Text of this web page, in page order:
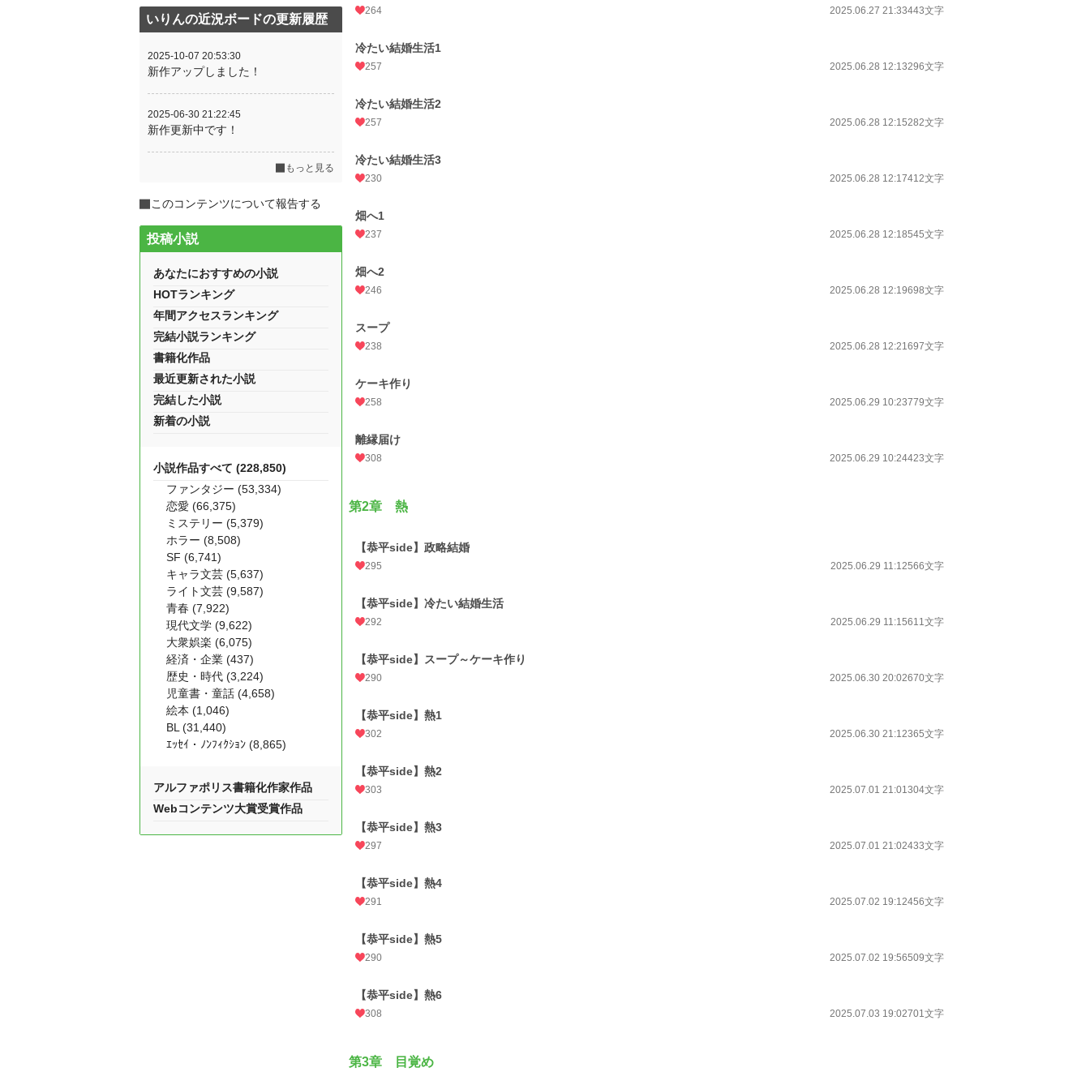
264 2025.06.27 21:33443文字
冷たい結婚生活1
257 2025.06.28 12:13296文字
冷たい結婚生活2
257 2025.06.28 12:15282文字
冷たい結婚生活3
230 2025.06.28 12:17412文字
畑へ1
237 2025.06.28 12:18545文字
畑へ2
246 2025.06.28 12:19698文字
スープ
238 2025.06.28 12:21697文字
ケーキ作り
258 2025.06.29 10:23779文字
離縁届け
308 2025.06.29 10:24423文字
第2章 熱
【恭平side】政略結婚
295 2025.06.29 11:12566文字
【恭平side】冷たい結婚生活
292 2025.06.29 11:15611文字
【恭平side】スープ～ケーキ作り
290 2025.06.30 20:02670文字
【恭平side】熱1
302 2025.06.30 21:12365文字
【恭平side】熱2
303 2025.07.01 21:01304文字
【恭平side】熱3
297 2025.07.01 21:02433文字
【恭平side】熱4
291 2025.07.02 19:12456文字
【恭平side】熱5
290 2025.07.02 19:56509文字
【恭平side】熱6
308 2025.07.03 19:02701文字
第3章 目覚め
いりんの近況ボードの更新履歴
2025-10-07 20:53:30
新作アップしました！
2025-06-30 21:22:45
新作更新中です！
もっと見る
このコンテンツについて報告する
投稿小説
あなたにおすすめの小説
HOTランキング
年間アクセスランキング
完結小説ランキング
書籍化作品
最近更新された小説
完結した小説
新着の小説
小説作品すべて (228,850)
ファンタジー (53,334)
恋愛 (66,375)
ミステリー (5,379)
ホラー (8,508)
SF (6,741)
キャラ文芸 (5,637)
ライト文芸 (9,587)
青春 (7,922)
現代文学 (9,622)
大衆娯楽 (6,075)
経済・企業 (437)
歴史・時代 (3,224)
児童書・童話 (4,658)
絵本 (1,046)
BL (31,440)
ｴｯｾｲ・ﾉﾝﾌｨｸｼｮﾝ (8,865)
アルファポリス書籍化作家作品
Webコンテンツ大賞受賞作品